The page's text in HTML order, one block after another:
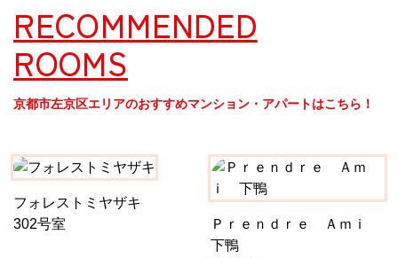
RECOMMENDED
ROOMS
京都市左京区エリアのおすすめマンション・アパートはこちら！
フォレストミヤザキ
302号室
Ｐｒｅｎｄｒｅ Ａｍｉ
下鴨